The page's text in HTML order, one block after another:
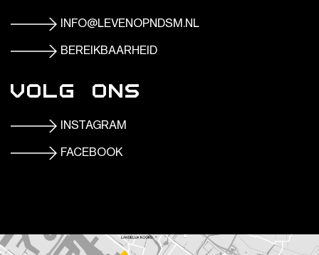
INFO@LEVENOPNDSM.NL
BEREIKBAARHEID
Volg ons
INSTAGRAM
FACEBOOK